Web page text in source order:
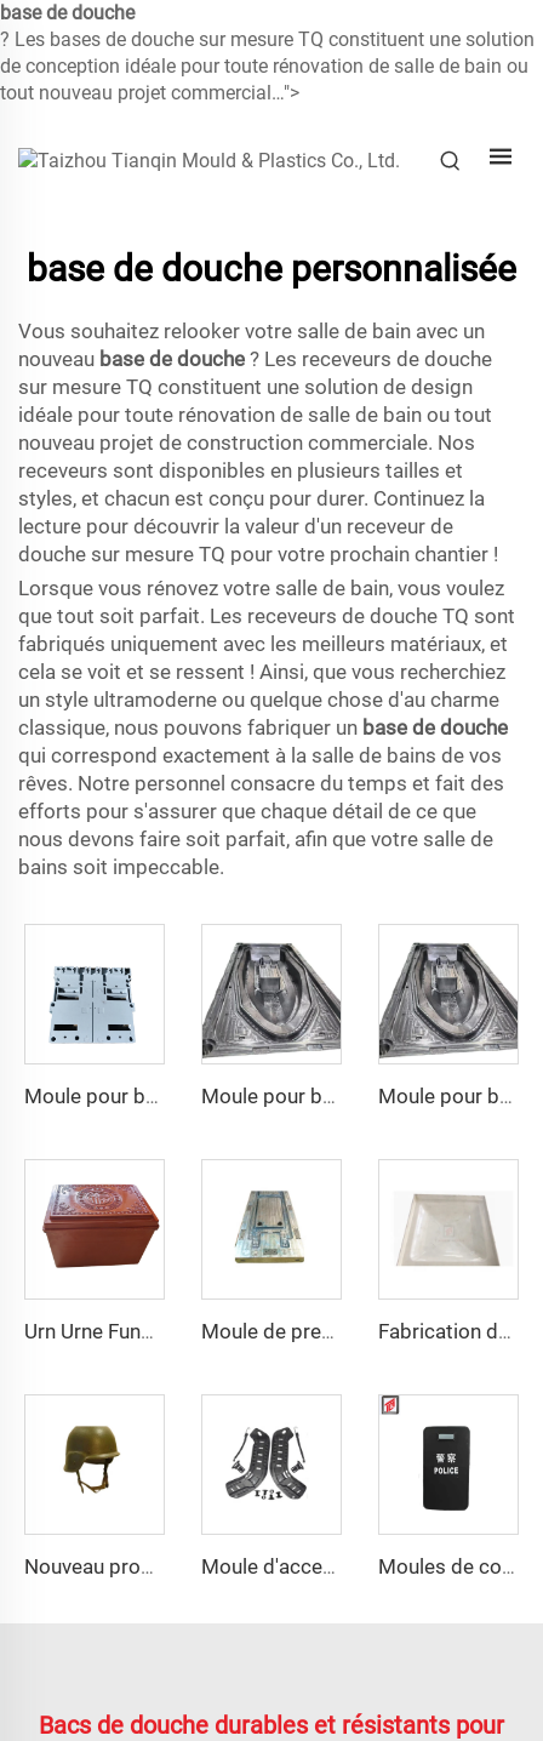
base de douche
? Les bases de douche sur mesure TQ constituent une solution
de conception idéale pour toute rénovation de salle de bain ou
tout nouveau projet commercial…">
base de douche personnalisée
Vous souhaitez relooker votre salle de bain avec un
nouveau base de douche ? Les receveurs de douche
sur mesure TQ constituent une solution de design
idéale pour toute rénovation de salle de bain ou tout
nouveau projet de construction commerciale. Nos
receveurs sont disponibles en plusieurs tailles et
styles, et chacun est conçu pour durer. Continuez la
lecture pour découvrir la valeur d'un receveur de
douche sur mesure TQ pour votre prochain chantier !
Lorsque vous rénovez votre salle de bain, vous voulez
que tout soit parfait. Les receveurs de douche TQ sont
fabriqués uniquement avec les meilleurs matériaux, et
cela se voit et se ressent ! Ainsi, que vous recherchiez
un style ultramoderne ou quelque chose d'au charme
classique, nous pouvons fabriquer un base de douche
qui correspond exactement à la salle de bains de vos
rêves. Notre personnel consacre du temps et fait des
efforts pour s'assurer que chaque détail de ce que
nous devons faire soit parfait, afin que votre salle de
bains soit impeccable.
Moule pour boîtier de distribution électrique Taizhou Huangyan Moule sur mesure en injection plastique pour boîtier de distribution Moule pour bateau rigide en SMC et fibre de verre, industrie des composites, Chine Moule pour bateau rigide en SMC et fibre de verre, industrie des composites, Chine
Urn Urne Funéraire pour Adultes Moule de Moulage Fabricant de Taizhou Chine Usine de Moules Moule de presse de porte en porcelaine premium Fabrication de moules de haute qualité pour panneaux de réservoirs d'eau GRP
Nouveau produit, moule de casque moto sur mesure Moule d'accessoires de casque balistique à la mode à Taizhou Moules de compression de haute qualité en PE pour bouclier
Bacs de douche durables et résistants pour